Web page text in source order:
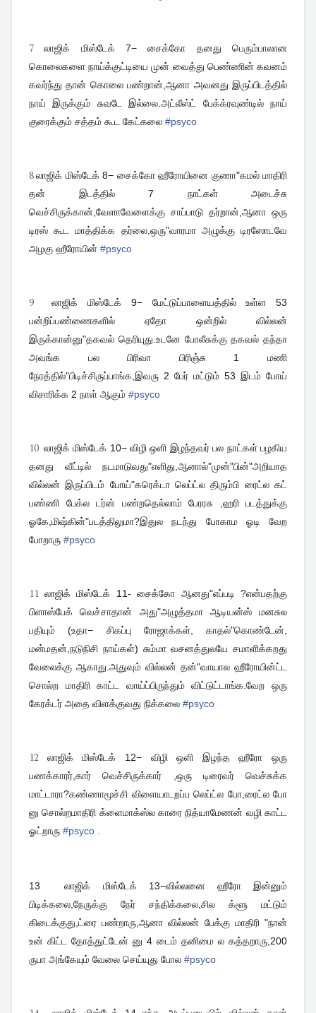
7லாஜிக் மிஸ்டேக் 7− சைக்கோ தனது பெரும்பாலான
கொலைகளை நாய்க்குட்டியை முன் வைத்து பெண்ணின் கவனம்
கவர்ந்து தான் கொலை பண்றான்,ஆனா அவனது இருப்பிடத்தில்
நாய் இருக்கும் சுவடே இல்லை.அட்லீஸ்ட் பேக்க்ரவுண்டில் நாய்
குரைக்கும் சத்தம் கூட கேட்கலை #psyco
8லாஜிக் மிஸ்டேக் 8− சைக்கோ ஹீரோயினை குணா"கமல் மாதிரி
தன் இடத்தில் 7 நாட்கள் அடைச்சு
வெச்சிருக்கான்,வேளாவேளைக்கு சாப்பாடு தர்றான்,ஆனா ஒரு
டிரஸ் கூட மாத்திக்க தர்லை,ஒரு"வாரமா அழுக்கு டிரஸோடவே
அழகு ஹீரோயின் #psyco
9லாஜிக் மிஸ்டேக் 9− மேட்டுப்பாளையத்தில் உள்ள 53
பன்றிப்பண்ணைகளில் ஏதோ ஒன்றில் வில்லன்
இருக்கான்னு"தகவல் தெரியுது.உடனே போலீசுக்கு தகவல் தந்தா
அவங்க பல பிரிவா பிரிஞ்சு 1 மணி
நேரத்தில்"பிடிச்சிருப்பாங்க,இவரு 2 பேர் மட்டும் 53 இடம் போய்
விசாரிக்க 2 நாள் ஆகும் #psyco
10 லாஜிக் மிஸ்டேக் 10− விழி ஒளி இழந்தவர் பல நாட்கள் பழகிய
தனது வீட்டில் நடமாடுவது"எளிது,ஆனால்"முன்"பின்"அறியாத
வில்லன் இருப்பிடம் போய்"கரெக்டா லெப்ட்ல திரும்பி ரைட்ல கட்
பண்ணி பேக்ல டர்ன் பண்றதெல்லாம் பேரரசு ,ஹரி படத்துக்கு
ஓகே,மிஷ்கின்"படத்திலுமா?இதுல நடந்து போகாம ஓடி வேற
போறாரு #psyco
11
லாஜிக் மிஸ்டேக் 11- சைக்கோ ஆனது"எப்படி ?என்பதற்கு
பிளாஸ்பேக் வெச்சாதான் அது"அழுத்தமா ஆடியன்ஸ் மனசுல
பதியும் (உதா− சிகப்பு ரோஜாக்கள், காதல்"கொண்டேன்,
மன்மதன்,நடுநிசி நாய்கள்) சும்மா வசனத்துலயே சமாளிக்கறது
வேலைக்கு ஆகாது.அதுவும் வில்லன் தன்"வாயால ஹீரோயின்ட்ட
சொல்ற மாதிரி காட்ட வாய்ப்பிருந்தும் விட்டுட்டாங்க.வேற ஒரு
கேரக்டர் அதை விளக்குவது நிக்கலை #psyco
12
லாஜிக் மிஸ்டேக் 12− விழி ஒளி இழந்த ஹீரோ ஒரு
பணக்காரர்,கார் வெச்சிருக்கார் ,ஒரு டிரைவர் வெச்சுக்க
மாட்டாரா?கண்ணாமூச்சி விளையாடறப்ப லெப்ட்ல போ,ரைட்ல போ
னு சொல்றமாதிரி க்ளைமாக்ஸ்ல காரை நித்யாமேணன் வழி காட்ட
ஓட்றாரு #psyco
13லாஜிக் மிஸ்டேக் 13−வில்லனை ஹீரோ இன்னும்
பிடிக்கலை,நேருக்கு நேர் சந்திக்கலை,சில க்ளூ மட்டும்
கிடைக்குது,ட்ரை பண்றாரு,ஆனா வில்லன் பேக்கு மாதிரி "நான்
உன் கிட்ட தோத்துட்டேன் னு 4 டைம் தனிமை ல கத்தறாரு,200
ருபா அங்கேயும் வேலை செய்யுது போல #psyco